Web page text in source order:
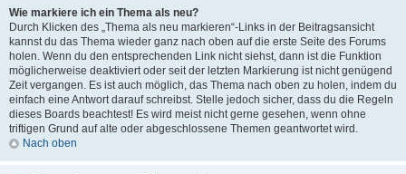
Wie markiere ich ein Thema als neu?
Durch Klicken des „Thema als neu markieren“-Links in der Beitragsansicht
kannst du das Thema wieder ganz nach oben auf die erste Seite des Forums
holen. Wenn du den entsprechenden Link nicht siehst, dann ist die Funktion
möglicherweise deaktiviert oder seit der letzten Markierung ist nicht genügend
Zeit vergangen. Es ist auch möglich, das Thema nach oben zu holen, indem du
einfach eine Antwort darauf schreibst. Stelle jedoch sicher, dass du die Regeln
dieses Boards beachtest! Es wird meist nicht gerne gesehen, wenn ohne
triftigen Grund auf alte oder abgeschlossene Themen geantwortet wird.
Nach oben